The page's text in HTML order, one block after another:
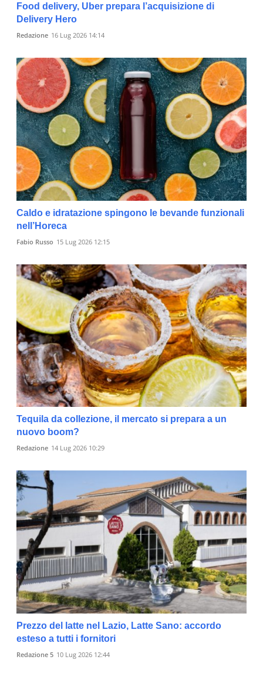
Food delivery, Uber prepara l’acquisizione di
Delivery Hero
Redazione 16 Lug 2026 14:14
Caldo e idratazione spingono le bevande funzionali
nell’Horeca
Fabio Russo 15 Lug 2026 12:15
Tequila da collezione, il mercato si prepara a un
nuovo boom?
Redazione 14 Lug 2026 10:29
Prezzo del latte nel Lazio, Latte Sano: accordo
esteso a tutti i fornitori
Redazione 5 10 Lug 2026 12:44